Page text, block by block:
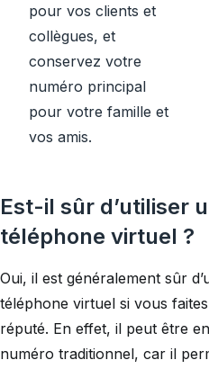
pour vos clients et
collègues, et
conservez votre
numéro principal
pour votre famille et
vos amis.
Est-il sûr d’utiliser
téléphone virtuel ?
Oui, il est généralement sûr
téléphone virtuel si vous
réputé. En effet, il peut être
numéro traditionnel, car il